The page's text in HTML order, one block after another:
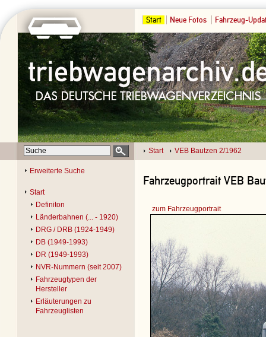
Start Neue Fotos Fahrzeug-
Start VEB Bautzen 2/1962
Erweiterte Suche
Start
Definiton
Länderbahnen (... - 1920)
DRG / DRB (1924-1949)
DB (1949-1993)
DR (1949-1993)
NVR-Nummern (seit 2007)
Fahrzeugtypen der
Hersteller
Erläuterungen zu
Fahrzeuglisten
Fahrzeugportrait VEB
zum Fahrzeugportrait